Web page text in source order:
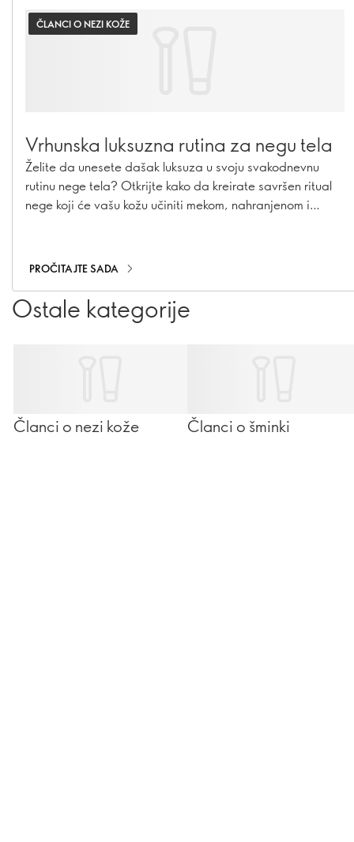
ČLANCI O NEZI KOŽE
Vrhunska luksuzna rutina za negu tela
Želite da unesete dašak luksuza u svoju svakodnevnu
rutinu nege tela? Otkrijte kako da kreirate savršen ritual
nege koji će vašu kožu učiniti mekom, nahranjenom i
pravi trenutak opuštanja i uživanja.
PROČITAJTE SADA
Ostale kategorije
Članci o nezi kože Članci o šminki